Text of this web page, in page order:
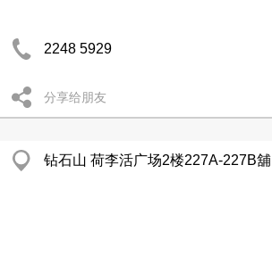
2248 5929
分享给朋友
钻石山 荷李活广场2楼227A-227B舖